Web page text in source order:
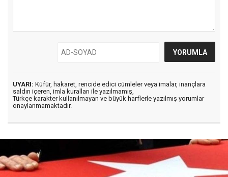
UYARI: Küfür, hakaret, rencide edici cümleler veya imalar, inançlara
saldırı içeren, imla kuralları ile yazılmamış,
Türkçe karakter kullanılmayan ve büyük harflerle yazılmış yorumlar
onaylanmamaktadır.